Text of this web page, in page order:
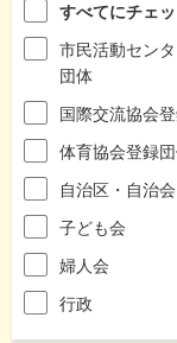
すべてにチェッ
市民活動セン
団体
国際交流協会
体育協会登録
自治区・自治会
子ども会
婦人会
行政